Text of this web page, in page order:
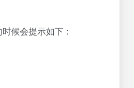
候会提示如下：